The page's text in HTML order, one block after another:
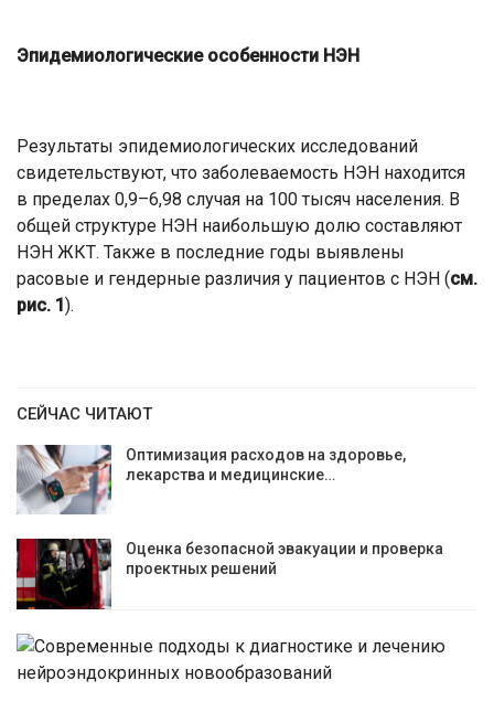
Эпидемиологические особенности НЭН
Результаты эпидемиологических исследований
свидетельствуют, что заболеваемость НЭН находится
в пределах 0,9–6,98 случая на 100 тысяч населения. В
общей структуре НЭН наибольшую долю составляют
НЭН ЖКТ. Также в последние годы выявлены
расовые и гендерные различия у пациентов с НЭН (см.
рис. 1).
СЕЙЧАС ЧИТАЮТ
Оптимизация расходов на здоровье,
лекарства и медицинские…
Оценка безопасной эвакуации и проверка
проектных решений